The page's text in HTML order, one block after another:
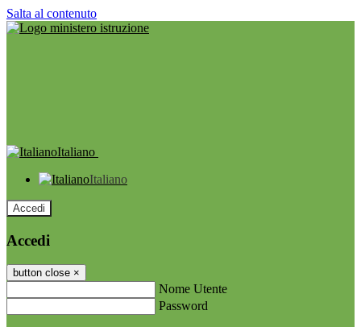
Salta al contenuto
Italiano
Italiano
Accedi
Accedi
button close ×
Nome Utente
Password